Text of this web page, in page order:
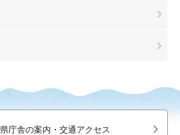
県庁舎の案内・交通アクセス